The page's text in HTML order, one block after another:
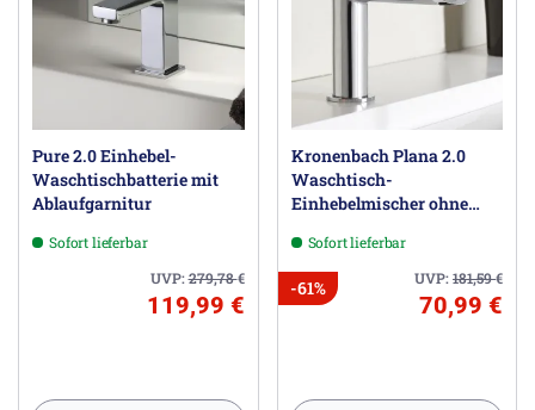
Pure 2.0 Einhebel-
Waschtischbatterie mit
Ablaufgarnitur
Sofort lieferbar
UVP:279,78€
119,99 €
Kronenbach Plana 2.0
Waschtisch-
Einhebelmischer ohne
Sofort lieferbar
UVP:181,59€
-61%
70,99 €